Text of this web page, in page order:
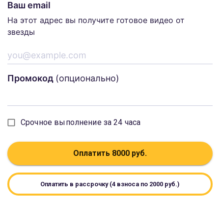
Ваш email
На этот адрес вы получите готовое видео от
звезды
Промокод (опционально)
Срочное выполнение за 24 часа
Оплатить 8000 руб.
Оплатить в рассрочку (4 взноса по 2000 руб.)